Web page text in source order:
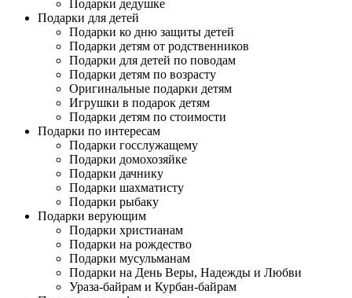
Подарки дедушке
Подарки для детей
Подарки ко дню защиты детей
Подарки детям от родственников
Подарки для детей по поводам
Подарки детям по возрасту
Оригинальные подарки детям
Игрушки в подарок детям
Подарки детям по стоимости
Подарки по интересам
Подарки госслужащему
Подарки домохозяйке
Подарки дачнику
Подарки шахматисту
Подарки рыбаку
Подарки верующим
Подарки христианам
Подарки на рождество
Подарки мусульманам
Подарки на День Веры, Надежды и Любви
Ураза-байрам и Курбан-байрам